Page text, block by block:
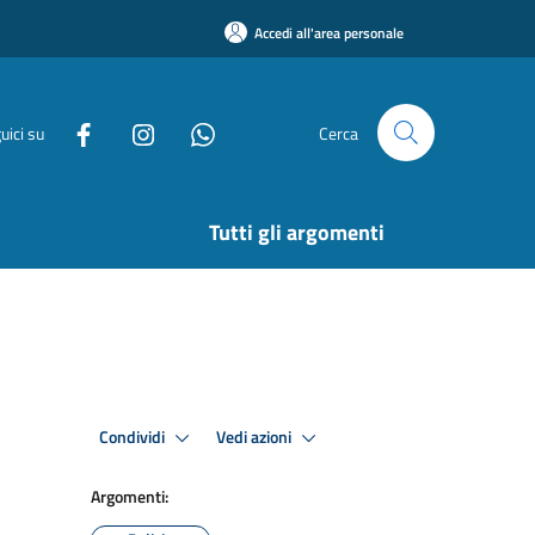
Accedi all'area personale
su Cerca
Tutti gli argomenti
Condividi Vedi azioni
Argomenti: